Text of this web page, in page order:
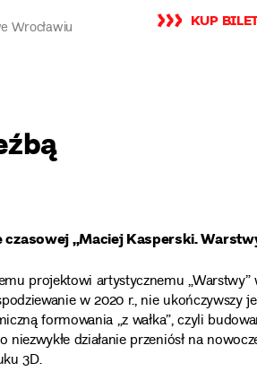
Wrocławiu KUP
„Maciej Kasperski.
projektowi artystycznemu
w 2020 r., nie
formowania „z wałka”, czyli
działanie przeniósł na
3D.